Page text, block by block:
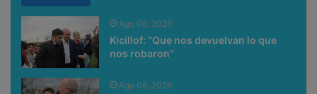
Ago 06, 2026
Kicillof: “Que nos devuelvan lo que
nos robaron”
Ago 06, 2026